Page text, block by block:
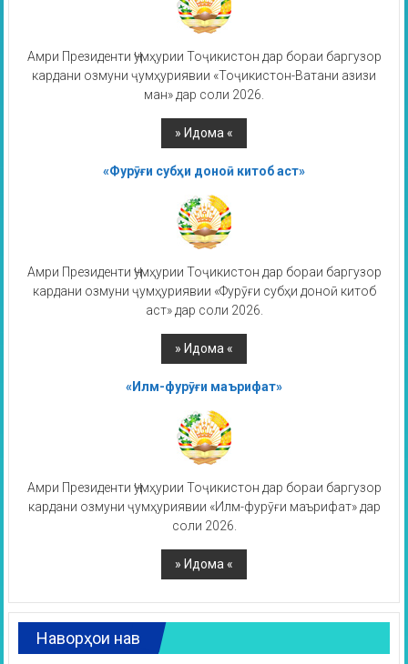
Амри Президенти Ҷумҳурии Тоҷикистон дар бораи баргузор
кардани озмуни ҷумҳуриявии «Тоҷикистон-Ватани азизи
ман» дар соли 2026.
«Фурӯғи субҳи доноӣ китоб аст»
Амри Президенти Ҷумҳурии Тоҷикистон дар бораи баргузор
кардани озмуни ҷумҳуриявии «Фурӯғи субҳи доноӣ китоб
аст» дар соли 2026.
«Илм-фурӯғи маърифат»
Амри Президенти Ҷумҳурии Тоҷикистон дар бораи баргузор
кардани озмуни ҷумҳуриявии «Илм-фурӯғи маърифат» дар
соли 2026.
Наворҳои нав